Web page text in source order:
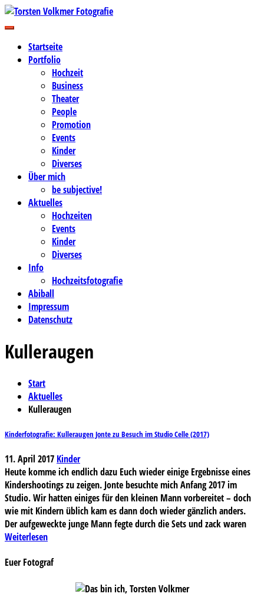
Zum
Inhalt
Torsten Volkmer Fotografie
Business-, Portrait- und Hochzeitsfotografie
Startseite
Portfolio
Hochzeit
Business
Theater
People
Promotion
Events
Kinder
Diverses
Über mich
be subjective!
Aktuelles
Hochzeiten
Events
Kinder
Diverses
Info
Hochzeitsfotografie
Abiball
Impressum
Datenschutz
Kulleraugen
Start
Aktuelles
Kulleraugen
Kinderfotografie: Kulleraugen Jonte zu Besuch im Studio Celle (2017)
11. April 2017 Kinder
Heute komme ich endlich dazu Euch wieder einige Ergebnisse eines
Kindershootings zu zeigen. Jonte besuchte mich Anfang 2017 im
Studio. Wir hatten einiges für den kleinen Mann vorbereitet – doch
wie mit Kindern üblich kam es dann doch wieder gänzlich anders.
Der aufgeweckte junge Mann fegte durch die Sets und zack waren
Weiterlesen
Euer Fotograf